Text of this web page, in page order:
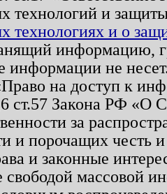
технологий и
технологиях и о
информацию,
информации не
на доступ к
ст.57 Закона РФ «О
за
и порочащих честь
и законные
свободой массовой